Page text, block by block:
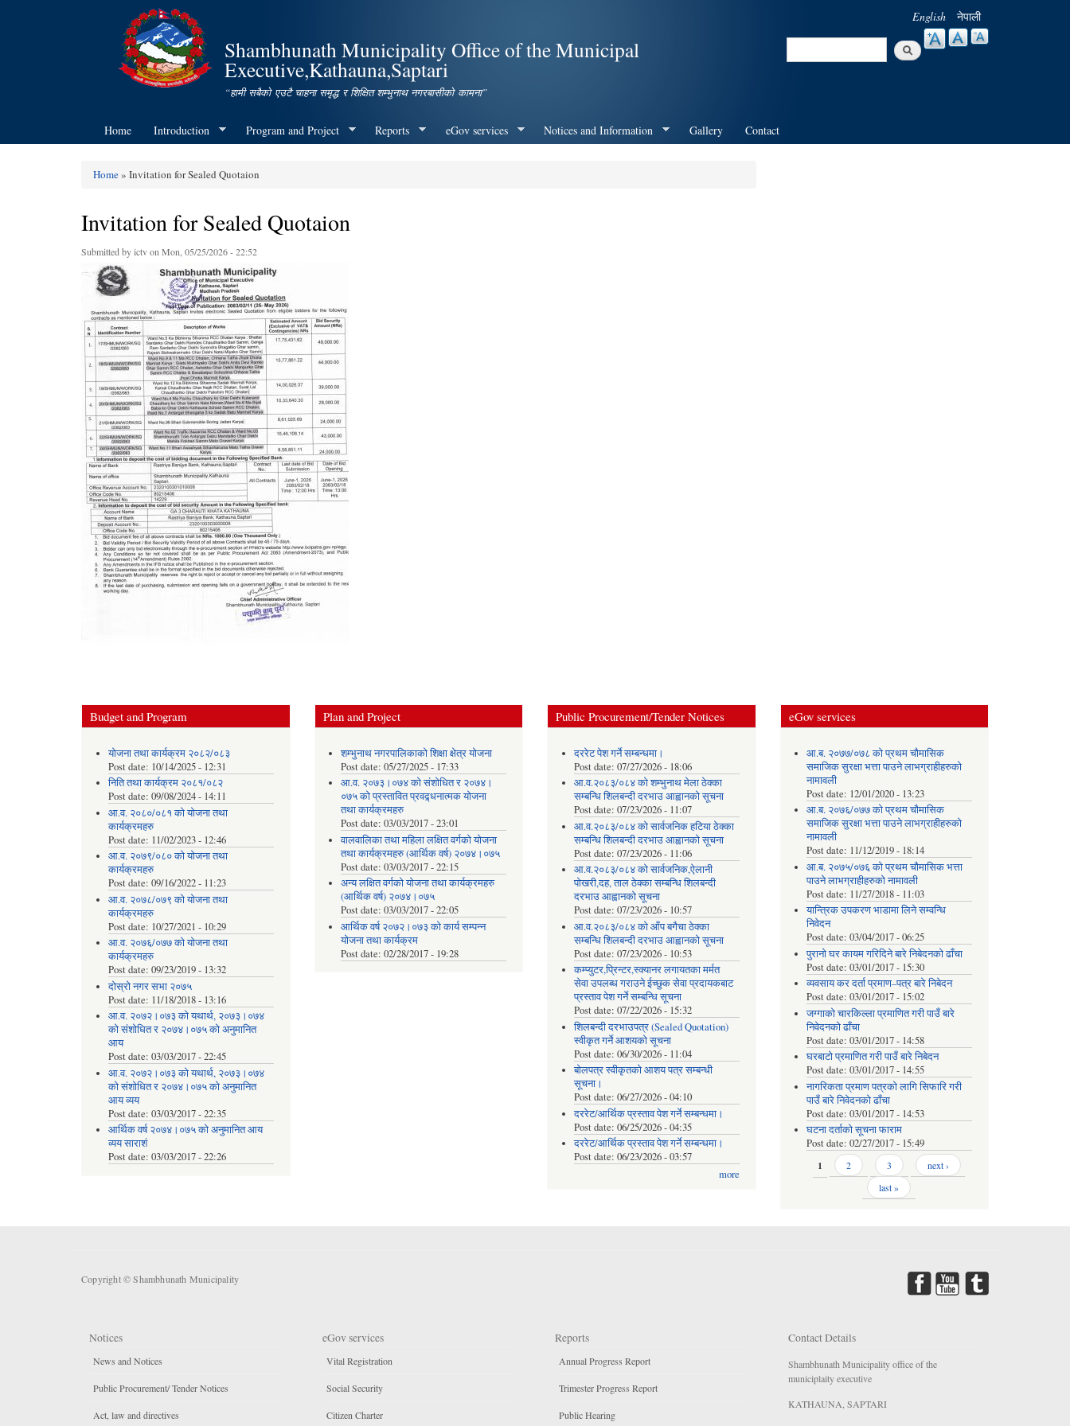
content
Shambhunath Municipality Office of the Municipal
Executive,Kathauna,Saptari
“हामी सबैको एउटै चाहना समृद्ध र शिक्षित शम्भुनाथ नगरबासीको कामना”
English नेपाली
Search
Home Introduction Program and Project Reports eGov services Notices and Information Gallery Contact
Home» Invitation for Sealed Quotaion
Invitation for Sealed Quotaion
Submitted byictvon Mon, 05/25/2026 - 22:52
Budget and Program
योजना तथा कार्यक्रम २०८२/०८३
Post date: 10/14/2025 - 12:31
निति तथा कार्यक्रम २०८१/०८२
Post date: 09/08/2024 - 14:11
आ.व. २०८०/०८१ को योजना तथा
कार्यक्रमहरु
Post date: 11/02/2023 - 12:46
आ.व. २०७९/०८० को योजना तथा
कार्यक्रमहरु
Post date: 09/16/2022 - 11:23
आ.व. २०७८/०७९ को योजना तथा
कार्यक्रमहरु
Post date: 10/27/2021 - 10:29
आ.व. २०७६/०७७ को योजना तथा
कार्यक्रमहरु
Post date: 09/23/2019 - 13:32
दोस्रो नगर सभा २०७५
Post date: 11/18/2018 - 13:16
आ.व. २०७२।०७३ को यथार्थ, २०७३।०७४
को संशोधित र २०७४।०७५ को अनुमानित
आय
Post date: 03/03/2017 - 22:45
आ.व. २०७२।०७३ को यथार्थ, २०७३।०७४
को संशोधित र २०७४।०७५ को अनुमानित
आय व्यय
Post date: 03/03/2017 - 22:35
आर्थिक वर्ष २०७४।०७५ को अनुमानित आय
व्यय साराशं
Post date: 03/03/2017 - 22:26
Plan and Project
शम्भुनाथ नगरपालिकाको शिक्षा क्षेत्र योजना
Post date:05/27/2025 - 17:33
आ.व. २०७३।०७४ को संशोधित र २०७४।
०७५ को प्रस्तावित प्रवद्र्धनात्मक योजना
तथा कार्यक्रमहरु
Post date:03/03/2017 - 23:01
वालवालिका तथा महिला लक्षित वर्गको योजना
तथा कार्यक्रमहरु (आर्थिक वर्ष) २०७४।०७५
Post date:03/03/2017 - 22:15
अन्य लक्षित वर्गको योजना तथा कार्यक्रमहरु
(आर्थिक वर्ष) २०७४।०७५
Post date:03/03/2017 - 22:05
आर्थिक वर्ष २०७२।०७३ को कार्य सम्पन्न
योजना तथा कार्यक्रम
Post date:02/28/2017 - 19:28
Public Procurement/Tender Notices
दररेट पेश गर्ने सम्बन्धमा।
Post date: 07/27/2026 - 18:06
आ.व.२०८३/०८४ को शम्भुनाथ मेला ठेक्का
सम्बन्धि शिलबन्दी दरभाउ आह्वानको सूचना
Post date: 07/23/2026 - 11:07
आ.व.२०८३/०८४ को सार्वजनिक हटिया ठेक्का
सम्बन्धि शिलबन्दी दरभाउ आह्वानको सूचना
Post date: 07/23/2026 - 11:06
आ.व.२०८३/०८४ को सार्वजनिक,ऐलानी
पोखरी,दह, ताल ठेक्का सम्बन्धि शिलबन्दी
दरभाउ आह्वानको सूचना
Post date: 07/23/2026 - 10:57
आ.व.२०८३/०८४ को आँप बगैचा ठेक्का
सम्बन्धि शिलबन्दी दरभाउ आह्वानको सूचना
Post date: 07/23/2026 - 10:53
कम्प्युटर,प्रिन्टर,स्क्यानर लगायतका मर्मत
सेवा उपलब्ध गराउने ईच्छुक सेवा प्रदायकबाट
प्रस्ताव पेश गर्ने सम्बन्धि सूचना
Post date: 07/22/2026 - 15:32
शिलबन्दी दरभाउपत्र (Sealed Quotation)
स्वीकृत गर्ने आशयको सूचना
Post date: 06/30/2026 - 11:04
बोलपत्र स्वीकृतको आशय पत्र सम्बन्धी
सूचना।
Post date: 06/27/2026 - 04:10
दररेट/आर्थिक प्रस्ताव पेश गर्ने सम्बन्धमा।
Post date: 06/25/2026 - 04:35
दररेट/आर्थिक प्रस्ताव पेश गर्ने सम्बन्धमा।
Post date: 06/23/2026 - 03:57
more
eGov services
आ.ब. २०७७/०७८ को प्रथम चौमासिक
समाजिक सुरक्षा भत्ता पाउने लाभग्राहीहरुको
नामावली
Post date: 12/01/2020 - 13:23
आ.ब. २०७६/०७७ को प्रथम चौमासिक
समाजिक सुरक्षा भत्ता पाउने लाभग्राहीहरुको
नामावली
Post date: 11/12/2019 - 18:14
आ.ब. २०७५/०७६ को प्रथम चौमासिक भत्ता
पाउने लाभग्राहीहरुको नामावली
Post date: 11/27/2018 - 11:03
यान्त्रिक उपकरण भाडामा लिने सम्वन्धि
निवेदन
Post date:03/04/2017 - 06:25
पुरानो घर कायम गरिदिने बारे निबेदनको ढाँचा
Post date:03/01/2017 - 15:30
व्यवसाय कर दर्ता प्रमाण–पत्र बारे निबेदन
Post date:03/01/2017 - 15:02
जग्गाको चारकिल्ला प्रमाणित गरी पाउँ बारे
निवेदनको ढाँचा
Post date:03/01/2017 - 14:58
घरबाटो प्रमाणित गरी पाउँ बारे निबेदन
Post date:03/01/2017 - 14:55
नागरिकता प्रमाण पत्रको लागि सिफारि गरी
पाउँ बारे निवेदनको ढाँचा
Post date:03/01/2017 - 14:53
घटना दर्ताको सूचना फाराम
Post date:02/27/2017 - 15:49
Pages
1 2 3
next ›
last »
Copyright © Shambhunath Municipality
Notices
News and Notices
Public Procurement/ Tender Notices
Act, law and directives
eGov services
Vital Registration
Social Security
Citizen Charter
Reports
Annual Progress Report
Trimester Progress Report
Public Hearing
Contact Details
Shambhunath Municipality office of the
municiplaity executive
KATHAUNA, SAPTARI